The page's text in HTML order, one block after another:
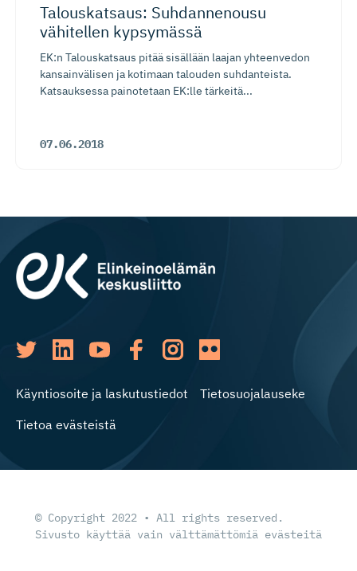
Talouskatsaus: Suhdannenousu
vähitellen kypsymässä
EK:n Talouskatsaus pitää sisällään laajan yhteenvedon
kansainvälisen ja kotimaan talouden suhdanteista.
Katsauksessa painotetaan EK:lle tärkeitä...
07.06.2018
Käyntiosoite ja laskutustiedot
Tietosuojalauseke
Tietoa evästeistä
© Copyright 2022 • All rights reserved.
Sivusto käyttää vain välttämättömiä evästeitä